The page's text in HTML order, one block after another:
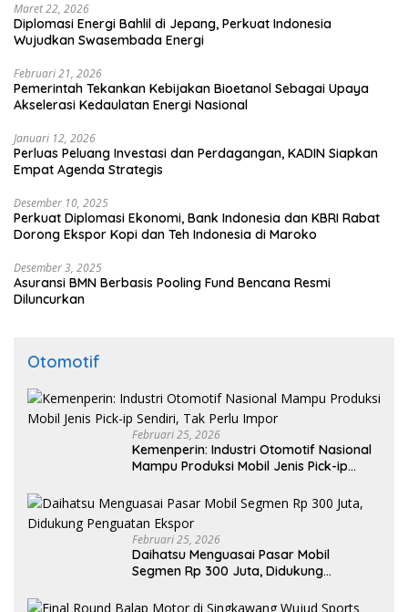
Maret 22, 2026
Diplomasi Energi Bahlil di Jepang, Perkuat Indonesia
Wujudkan Swasembada Energi
Februari 21, 2026
Pemerintah Tekankan Kebijakan Bioetanol Sebagai Upaya
Akselerasi Kedaulatan Energi Nasional
Januari 12, 2026
Perluas Peluang Investasi dan Perdagangan, KADIN Siapkan
Empat Agenda Strategis
Desember 10, 2025
Perkuat Diplomasi Ekonomi, Bank Indonesia dan KBRI Rabat
Dorong Ekspor Kopi dan Teh Indonesia di Maroko
Desember 3, 2025
Asuransi BMN Berbasis Pooling Fund Bencana Resmi
Diluncurkan
Otomotif
Februari 25, 2026
Kemenperin: Industri Otomotif Nasional
Mampu Produksi Mobil Jenis Pick-ip
Februari 25, 2026
Daihatsu Menguasai Pasar Mobil
Segmen Rp 300 Juta, Didukung